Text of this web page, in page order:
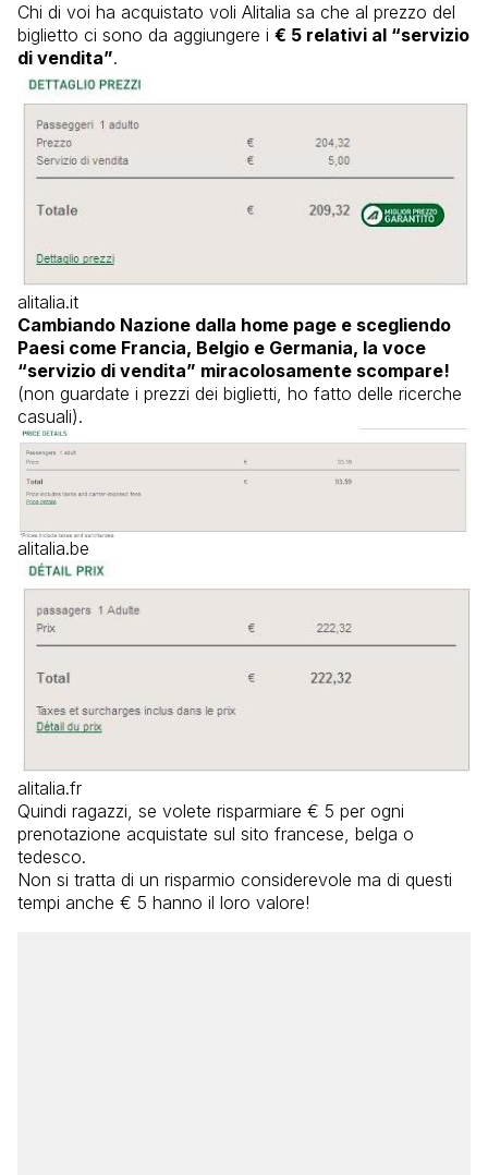
Chi di voi ha acquistato voli Alitalia sa che al prezzo del
biglietto ci sono da aggiungere i € 5 relativi al “servizio
di vendita”.
alitalia.it
Cambiando Nazione dalla home page e scegliendo
Paesi come Francia, Belgio e Germania, la voce
“servizio di vendita” miracolosamente scompare!
(non guardate i prezzi dei biglietti, ho fatto delle ricerche
casuali).
alitalia.be
alitalia.fr
Quindi ragazzi, se volete risparmiare € 5 per ogni
prenotazione acquistate sul sito francese, belga o
tedesco.
Non si tratta di un risparmio considerevole ma di questi
tempi anche € 5 hanno il loro valore!